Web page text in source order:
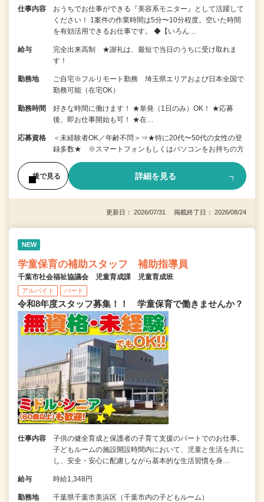
仕事内容
おうちでお仕事ができる『美容系モニター』として活躍して
ください！ 1案件の作業時間は5分〜10分程度。空いた時間
を有効活用できるお仕事です。 ◆【いろん…
給与
完全出来高制 ★謝礼は、最短で当日のうちに受け取れま
す！
勤務地
ご自宅※フルリモート勤務 埼玉県エリアおよび日本全国で
勤務可能（在宅OK）
勤務時間
好きな時間に働けます！ ★単発（1日のみ）OK！ ★応募
後、即お仕事開始も可！ ★在…
応募資格
＜未経験者OK／年齢不問＞⇒★特に20代〜50代の女性の登
録多数★ ※スマートフォンもしくはパソコンをお持ちの方
後で見る 詳細を見る
更新日： 2026/07/31 掲載終了日： 2026/08/24
NEW
学童保育の補助スタッフ 補助指導員
千葉市社会福祉協議会 児童育成課 児童育成班
アルバイト パート
令和8年度スタッフ募集！！ 学童保育で働きませんか？
仕事内容
子供の健全育成と保護者の子育て支援のパートでのお仕事。
子どもルームの施設開設時間内において、児童と生活を共に
し、安全・安心に配慮しながら基本的な生活習慣を身…
給与 時給1,348円
勤務地 千葉県千葉市美浜区（千葉市内の子どもルーム）